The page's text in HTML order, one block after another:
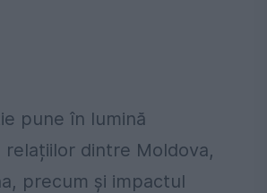
pune în lumină
dintre Moldova,
precum și impactul